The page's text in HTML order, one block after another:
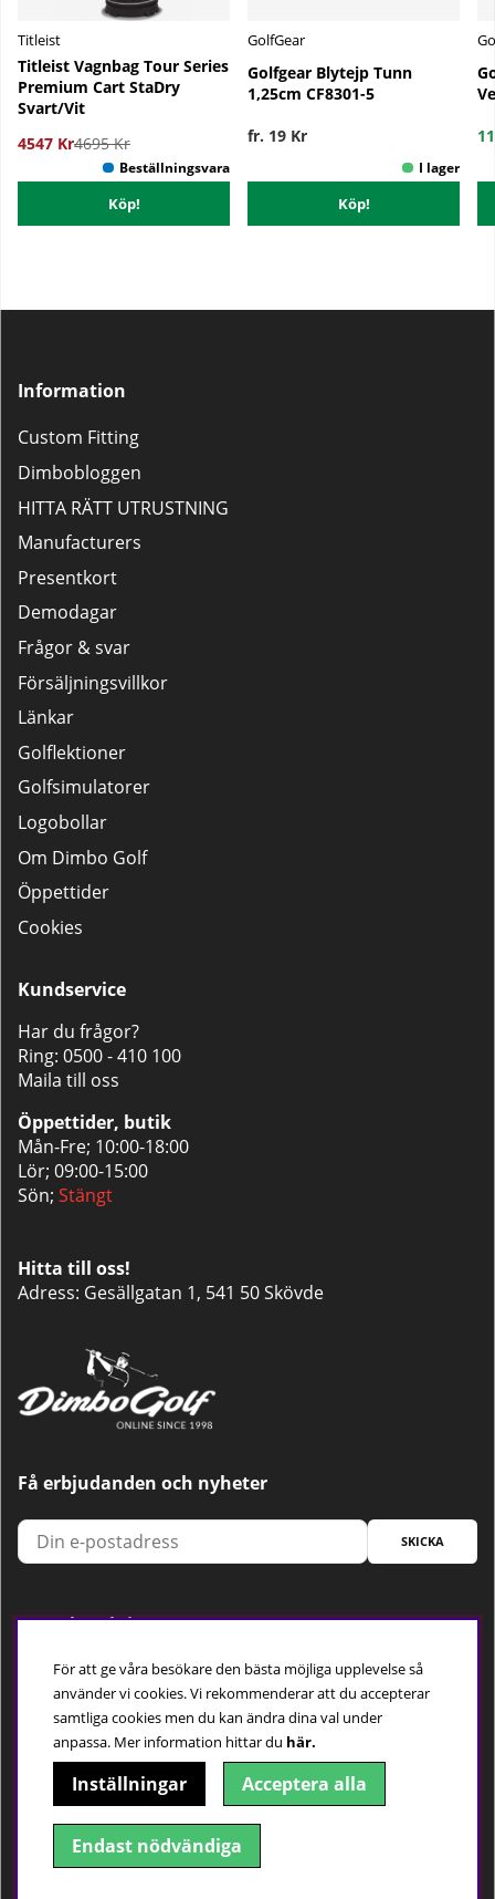
Titleist
Titleist Vagnbag Tour Series
Premium Cart StaDry
Svart/Vit
4547 Kr4695 Kr
Köp!
GolfGear
Golfgear Blytejp Tunn
1,25cm CF8301-5
fr. 19 Kr
Köp!
Information
Custom Fitting
Dimbobloggen
HITTA RÄTT UTRUSTNING
Manufacturers
Presentkort
Demodagar
Frågor & svar
Försäljningsvillkor
Länkar
Golflektioner
Golfsimulatorer
Logobollar
Om Dimbo Golf
Öppettider
Cookies
Kundservice
Har du frågor?
Ring: 0500 - 410 100
Maila till oss
Öppettider, butik
Mån-Fre; 10:00-18:00
Lör; 09:00-15:00
Sön; Stängt
Hitta till oss!
Adress: Gesällgatan 1, 541 50 Skövde
Få erbjudanden och nyheter
SKICKA
Trygg betalning
Följ oss
För att ge våra besökare den bästa möjliga upplevelse så
använder vi cookies. Vi rekommenderar att du accepterar
samtliga cookies men du kan ändra dina val under
anpassa. Mer information hittar du här.
Inställningar Acceptera alla
Endast nödvändiga